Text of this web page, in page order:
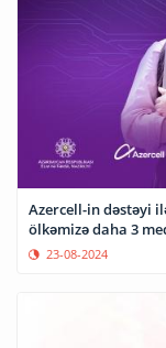
Azercell-in dəstəyi
ölkəmizə daha 3
23-08-2024